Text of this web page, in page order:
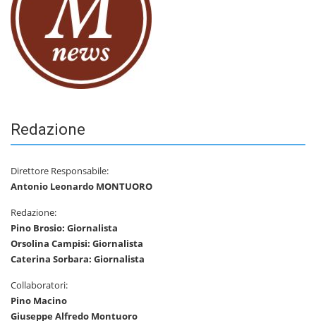
Redazione
Direttore Responsabile:
Antonio Leonardo MONTUORO
Redazione:
Pino Brosio: Giornalista
Orsolina Campisi: Giornalista
Caterina Sorbara: Giornalista
Collaboratori:
Pino Macino
Giuseppe Alfredo Montuoro